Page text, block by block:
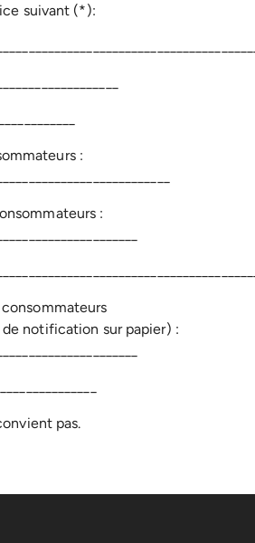
suivant (*):
:
:
notification sur papier) :
pas.